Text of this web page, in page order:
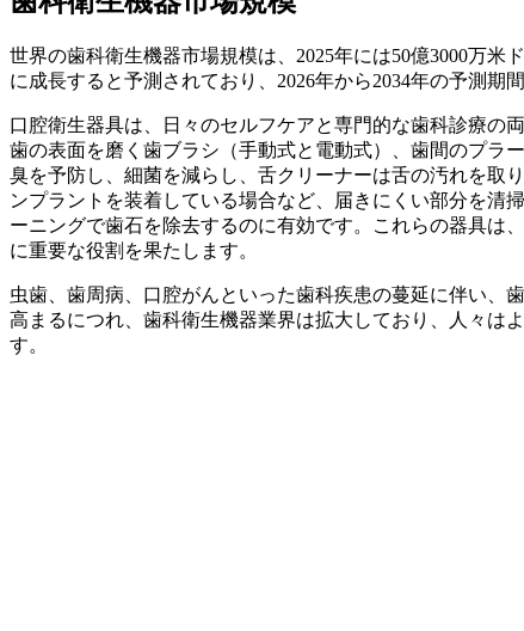
世界の歯科衛生機器市場規模は、2025年には50億3000万米
に成長すると予測されており、2026年から2034年の予測期
口腔衛生器具は、日々のセルフケアと専門的な歯科診療の
歯の表面を磨く歯ブラシ（手動式と電動式）、歯間のプラ
臭を予防し、細菌を減らし、舌クリーナーは舌の汚れを取
ンプラントを装着している場合など、届きにくい部分を清
ーニングで歯石を除去するのに有効です。これらの器具は
に重要な役割を果たします。
虫歯、歯周病、口腔がんといった歯科疾患の蔓延に伴い、
高まるにつれ、歯科衛生機器業界は拡大しており、人々は
す。